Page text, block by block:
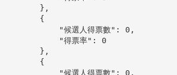
        },
        {
            "候選人得票數": 0,
            "得票率": 0
        },
        {
            "候選人得票數": 0,